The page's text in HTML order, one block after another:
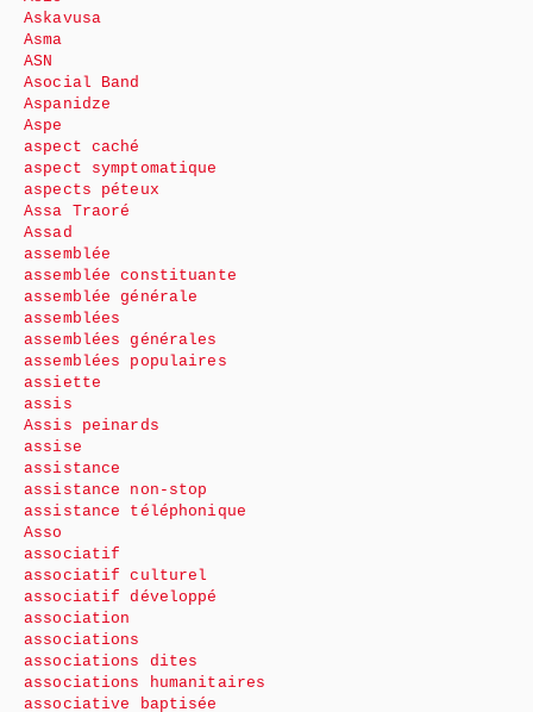
Askavusa
Asma
ASN
Asocial Band
Aspanidze
Aspe
aspect caché
aspect symptomatique
aspects péteux
Assa Traoré
Assad
assemblée
assemblée constituante
assemblée générale
assemblées
assemblées générales
assemblées populaires
assiette
assis
Assis peinards
assise
assistance
assistance non-stop
assistance téléphonique
Asso
associatif
associatif culturel
associatif développé
association
associations
associations dites
associations humanitaires
associative baptisée